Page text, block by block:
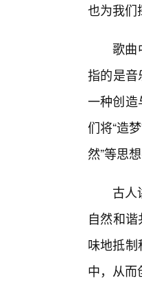
也为我们
歌曲
指的是音
一种创造
们将“造
然”等思
古人
自然和
味地抵
中，从而